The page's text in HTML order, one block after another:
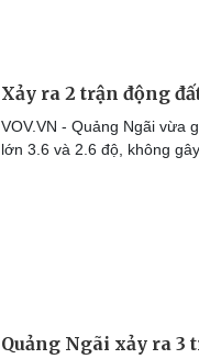
Xảy ra 2 trận động
VOV.VN - Quảng Ngãi vừa
lớn 3.6 và 2.6 độ, không
Quảng Ngãi xảy ra 3